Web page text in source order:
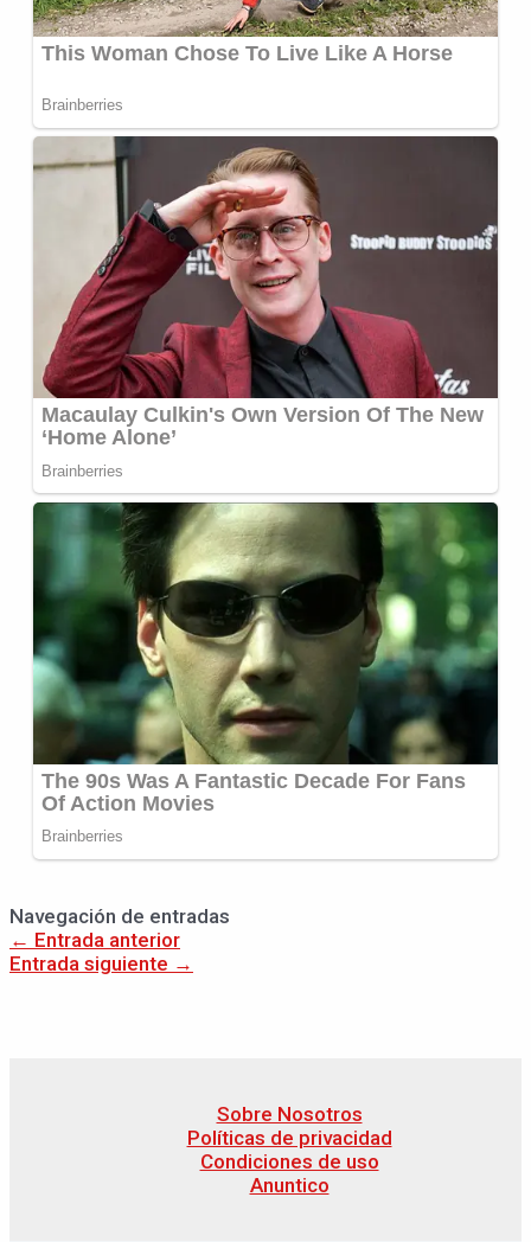
Navegación de entradas
← Entrada anterior
Entrada siguiente →
Sobre Nosotros
Políticas de privacidad
Condiciones de uso
Anuntico